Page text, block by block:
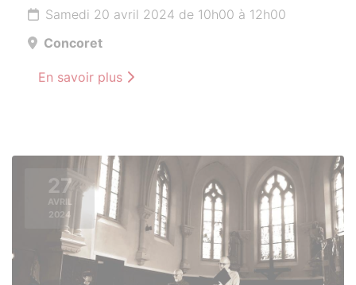
Samedi 20 avril 2024 de 10h00 à 12h00
Concoret
En savoir plus
27
AVRIL
2024